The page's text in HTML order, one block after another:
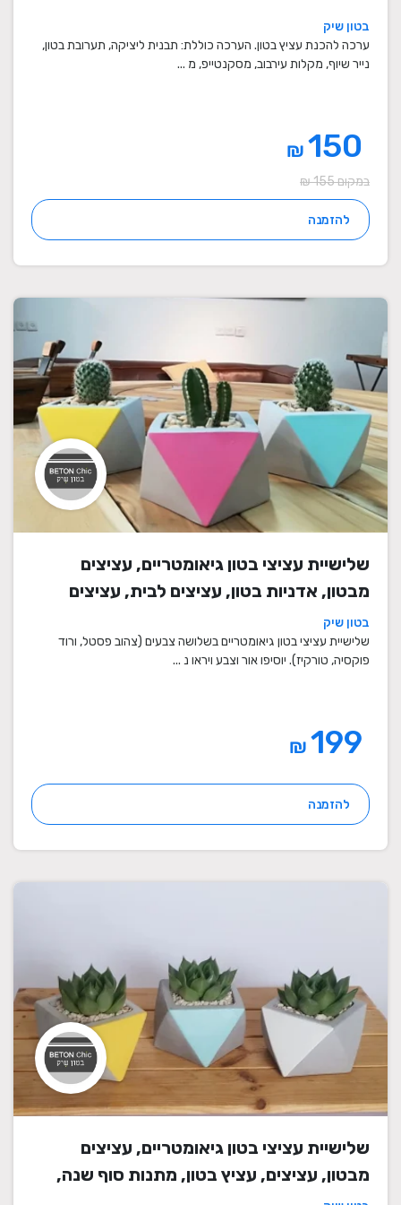
בטון שיק
ערכה להכנת עציץ בטון. הערכה כוללת: תבנית ליציקה, תערובת בטון,
נייר שיוף, מקלות עירבוב, מסקנטייפ, מ ...
₪
במקום 155 ₪
להזמנה
שלישיית עציצי בטון גיאומטריים, עציצים
מבטון, אדניות בטון, עציצים לבית, עציצים
מיוחדים, עציצים מעוצבים, עציצי מתנה,
מתנות לחגים
בטון שיק
שלישיית עציצי בטון גיאומטריים בשלושה צבעים (צהוב פסטל, ורוד
פוקסיה, טורקיז). יוסיפו אור וצבע ויראו נ ...
₪
להזמנה
שלישיית עציצי בטון גיאומטריים, עציצים
מבטון, עציצים, עציץ בטון, מתנות סוף שנה,